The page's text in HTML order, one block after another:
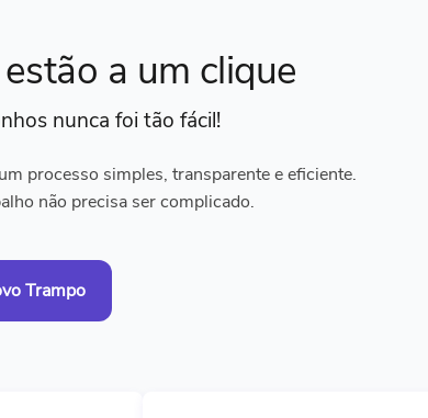
estão a um clique
nunca foi tão fácil!
processo simples, transparente e eficiente.
não precisa ser complicado.
Trampo